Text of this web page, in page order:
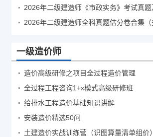
一级造价师
造价高级研修之项目全过程造价管理
全过程工程咨询1+x模式高级研修班
给排水工程造价基础知识讲解
安装造价精选50问
土建造价实战训练营（识图算量清单组价）